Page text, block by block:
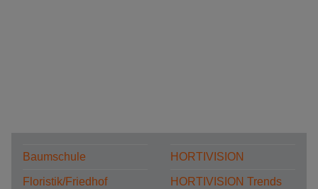
Baumschule
Floristik/Friedhof
HORTIVISION
HORTIVISION Trends